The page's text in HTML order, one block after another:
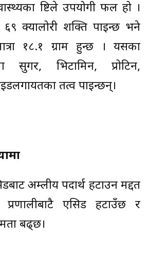
दृष्टिले उपयोगी फल हो ।
क्यालोरी शक्ति पाइन्छ भने
१८.१ ग्राम हुन्छ । यसका
सुगर, भिटामिन, प्रोटिन,
तत्व पाइन्छन्।
अम्लीय पदार्थ हटाउन मद्दत
एसिड हटाउँछ र
बढ्छ।